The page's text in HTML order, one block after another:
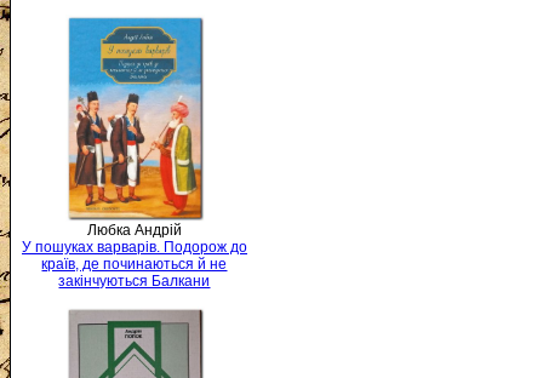
Любка Андрій
У пошуках варварів. Подорож до
країв, де починаються й не
закінчуються Балкани